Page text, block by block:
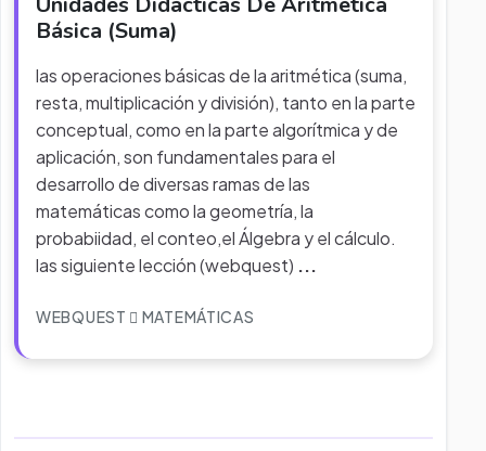
Básica (Suma)
las operaciones básicas de la aritmética (suma,
resta, multiplicación y división), tanto en la parte
conceptual, como en la parte algorítmica y de
aplicación, son fundamentales para el
desarrollo de diversas ramas de las
matemáticas como la geometría, la
probabiidad, el conteo,el Álgebra y el cálculo.
las siguiente lección (webquest) ...
WEBQUEST MATEMÁTICAS